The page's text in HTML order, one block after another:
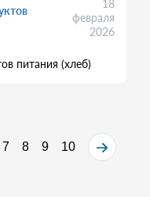
18
февраля
2026
питания (хлеб)
7 8 9 10